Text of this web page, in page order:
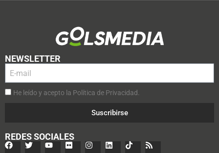
NEWSLETTER
He leído y acepto la Política de Privacidad.
Suscribirse
REDES SOCIALES